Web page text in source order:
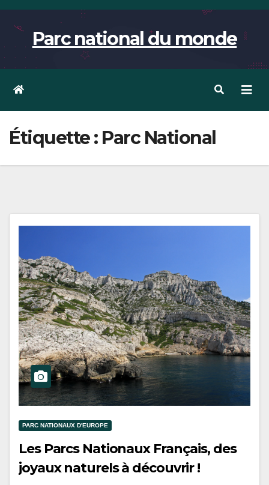
Skip
content
Parc national du monde
Étiquette : Parc National
PARC NATIONAUX D'EUROPE
Les Parcs Nationaux Français, des
joyaux naturels à découvrir !